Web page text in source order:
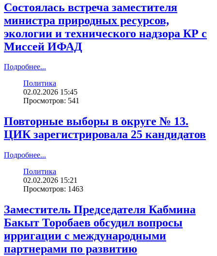
Состоялась встреча заместителя
министра природных ресурсов,
экологии и технического надзора КР с
Миссей ИФАД
Подробнее...
Политика
02.02.2026 15:45
Просмотров: 541
Повторные выборы в округе № 13.
ЦИК зарегистрировала 25 кандидатов
Подробнее...
Политика
02.02.2026 15:21
Просмотров: 1463
Заместитель Председателя Кабмина
Бакыт Торобаев обсудил вопросы
ирригации с международными
партнерами по развитию